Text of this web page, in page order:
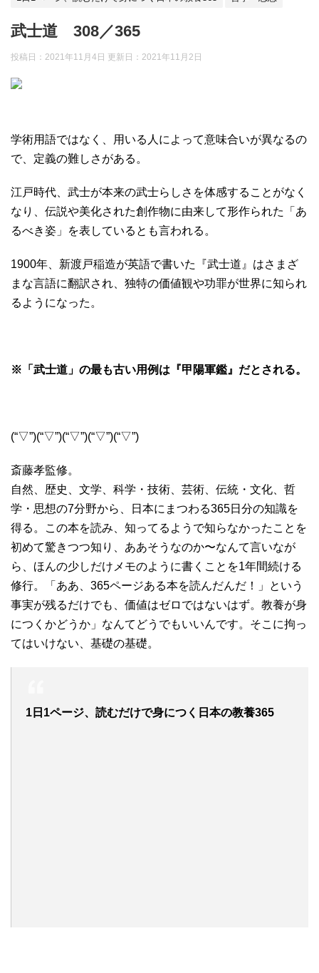
武士道 308／365
投稿日：2021年11月4日 更新日： 2021年11月2日
学術用語ではなく、用いる人によって意味合いが異なるの
で、定義の難しさがある。
江戸時代、武士が本来の武士らしさを体感することがなく
なり、伝説や美化された創作物に由来して形作られた「あ
るべき姿」を表しているとも言われる。
1900年、新渡戸稲造が英語で書いた『武士道』はさまざ
まな言語に翻訳され、独特の価値観や功罪が世界に知られ
るようになった。
※「武士道」の最も古い用例は『甲陽軍鑑』だとされる。
(“▽”)(“▽”)(“▽”)(“▽”)(“▽”)
斎藤孝監修。
自然、歴史、文学、科学・技術、芸術、伝統・文化、哲
学・思想の7分野から、日本にまつわる365日分の知識を
得る。この本を読み、知ってるようで知らなかったことを
初めて驚きつつ知り、ああそうなのか〜なんて言いなが
ら、ほんの少しだけメモのように書くことを1年間続ける
修行。「ああ、365ページある本を読んだんだ！」という
事実が残るだけでも、価値はゼロではないはず。教養が身
につくかどうか」なんてどうでもいいんです。そこに拘っ
てはいけない、基礎の基礎。
1日1ページ、読むだけで身につく日本の教養365